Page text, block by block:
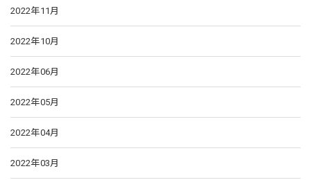
2022年11月
2022年10月
2022年06月
2022年05月
2022年04月
2022年03月